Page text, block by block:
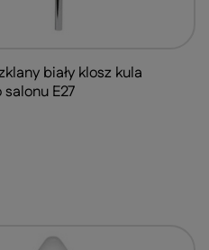
biały klosz kula
E27